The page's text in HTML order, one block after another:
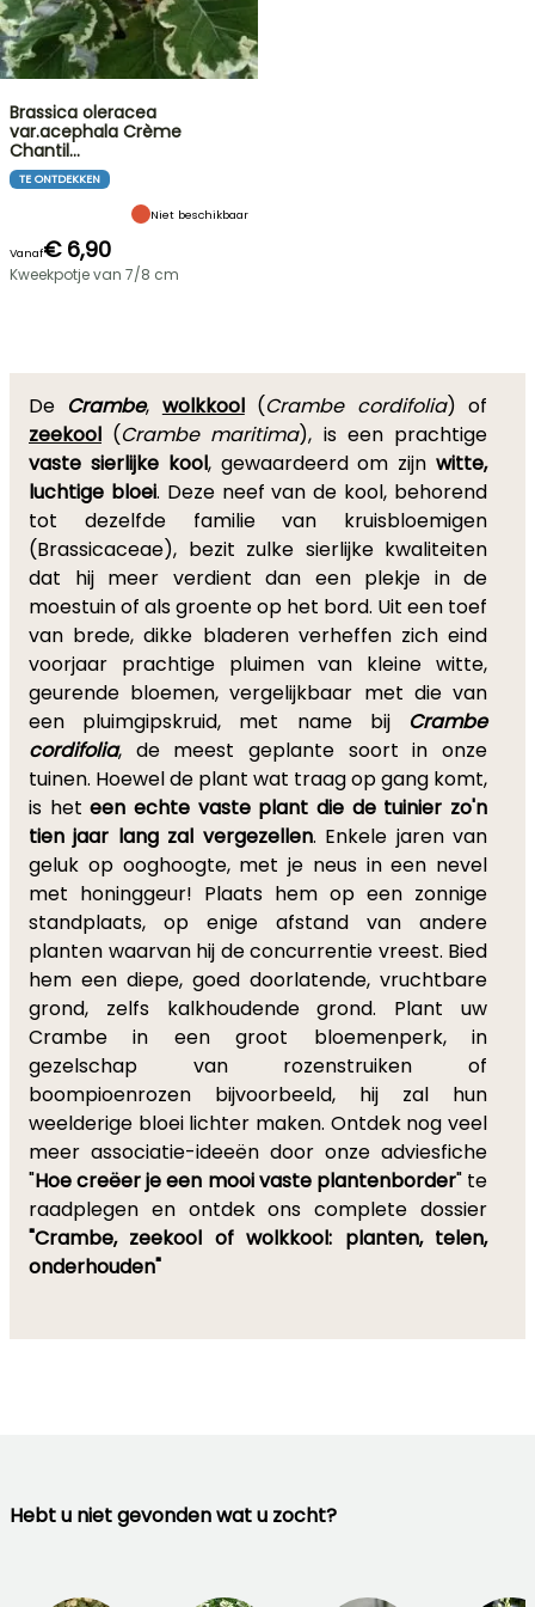
Brassica oleracea
var.acephala Crème
Chantil…
TE ONTDEKKEN
Niet beschikbaar
Vanaf€ 6,90
Kweekpotje van 7/8 cm
De Crambe, wolkkool(Crambe cordifolia) of
zeekool (Crambe maritima), is een prachtige
vaste sierlijke kool, gewaardeerd om zijnwitte,
luchtige bloei. Deze neef van de kool, behorend
tot dezelfde familie van kruisbloemigen
(Brassicaceae), bezit zulke sierlijke kwaliteiten
dat hij meer verdient dan een plekje in de
moestuin of als groente op het bord. Uit een toef
van brede, dikke bladeren verheffen zich eind
voorjaar prachtige pluimen van kleine witte,
geurende bloemen, vergelijkbaar met die van
een pluimgipskruid, met name bij Crambe
cordifolia, de meest geplante soort in onze
tuinen. Hoewel de plant wat traag op gang komt,
is heteen echte vaste plant die de tuinier zo'n
tien jaar lang zal vergezellen. Enkele jaren van
geluk op ooghoogte, met je neus in een nevel
met honinggeur! Plaats hem op een zonnige
standplaats, op enige afstand van andere
planten waarvan hij de concurrentie vreest. Bied
hem een diepe, goed doorlatende, vruchtbare
grond, zelfs kalkhoudende grond. Plant uw
Crambe in een groot bloemenperk, in
gezelschap van rozenstruiken of
boompioenrozen bijvoorbeeld, hij zal hun
weelderige bloei lichter maken. Ontdek nog veel
meer associatie-ideeën door onze adviesfiche
"Hoe creëer je een mooi vaste plantenborder" te
raadplegen en ontdek ons complete dossier
"Crambe, zeekool of wolkkool: planten, telen,
onderhouden"
Hebt u niet gevonden wat u zocht?